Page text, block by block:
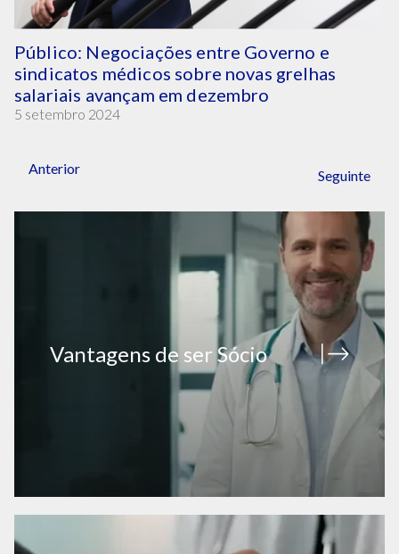
Público: Negociações entre Governo e
sindicatos médicos sobre novas grelhas
salariais avançam em dezembro
5 setembro 2024
Anterior Seguinte
Vantagens de ser Sócio